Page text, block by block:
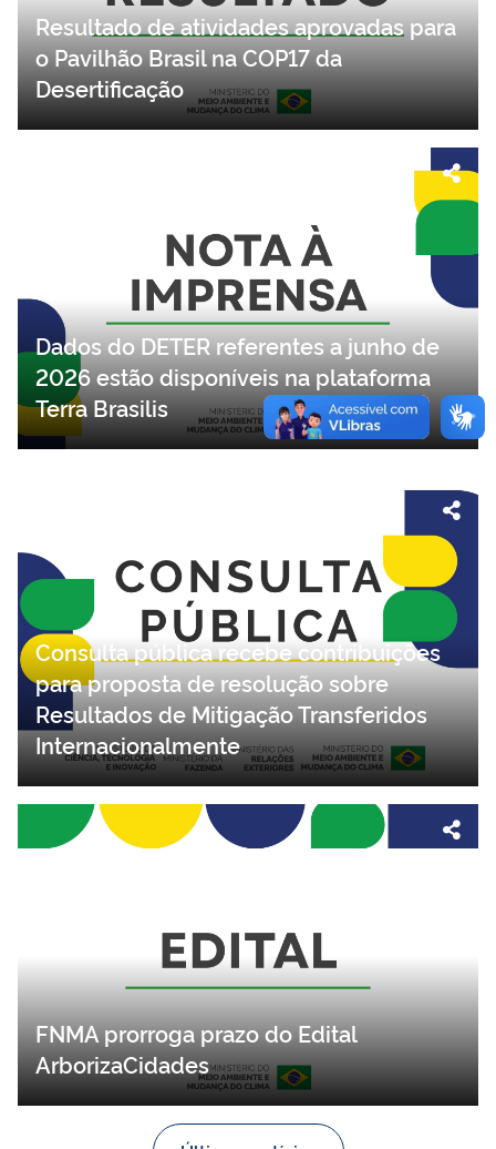
Resultado de atividades aprovadas para
o Pavilhão Brasil na COP17 da
Dados do DETER referentes a junho de
2026 estão disponíveis na plataforma
Consulta pública recebe contribuições
para proposta de resolução sobre
Resultados de Mitigação Transferidos
Internacionalmente
FNMA prorroga prazo do Edital
ArborizaCidades